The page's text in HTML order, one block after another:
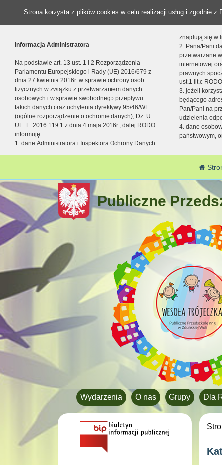
Strona korzysta z plików cookies w celu realizacji usług i zgodnie z
Informacja Administratora
Na podstawie art. 13 ust. 1 i 2 Rozporządzenia
Parlamentu Europejskiego i Rady (UE) 2016/679 z
dnia 27 kwietnia 2016r. w sprawie ochrony osób
fizycznych w związku z przetwarzaniem danych
osobowych i w sprawie swobodnego przepływu
takich danych oraz uchylenia dyrektywy 95/46/WE
(ogólne rozporządzenie o ochronie danych), Dz. U.
UE. L. 2016.119.1 z dnia 4 maja 2016r., dalej RODO
informuję:
1. dane Administratora i Inspektora Ochrony Danych
znajdują się w
2. Pana/Pani
przetwarzane
internetowej
prawnych
ust.1 lit.c
3. jeżeli
będącego
Pan/Pani na
udzielenia
4. dane
państwowym,
Publiczne
Wydarzenia O nas Grupy Dla